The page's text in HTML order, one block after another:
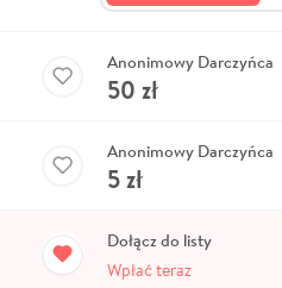
Anonimowy Darczyńca
50 zł
Anonimowy Darczyńca
5zł
Dołącz do listy
Wpłać teraz